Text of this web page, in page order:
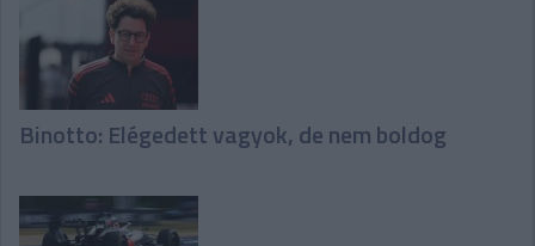
Binotto: Elégedett vagyok, de nem boldog